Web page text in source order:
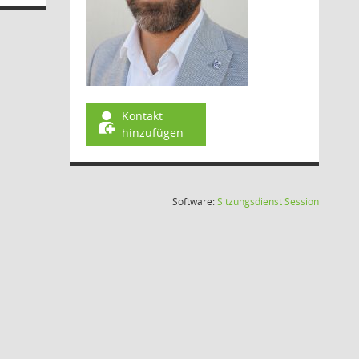
Kontakt
hinzufügen
Software:SitzungsdienstSession(Wird in